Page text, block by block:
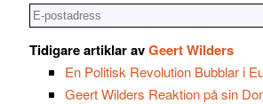
Tidigare artiklar avGeert Wilders
En Politisk Revolution Bubblar i
Geert Wilders Reaktion på sin